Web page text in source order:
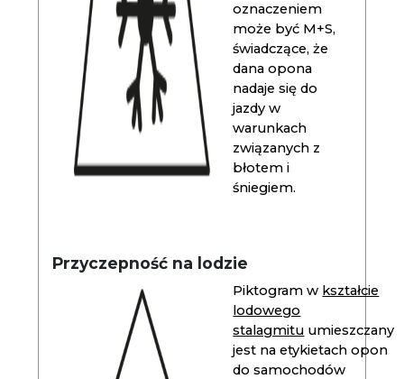
oznaczeniem
może być M+S,
świadczące, że
dana opona
nadaje się do
jazdy w
warunkach
związanych z
błotem i
śniegiem.
Przyczepność na lodzie
Piktogram w kształcie
lodowego
stalagmitu umieszczany
jest na etykietach opon
do samochodów